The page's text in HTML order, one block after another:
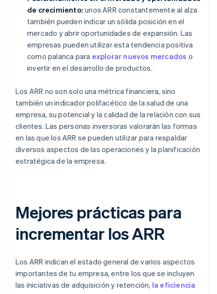
de crecimiento: unos ARR constantemente al alza
también pueden indicar un sólida posición en el
mercado y abrir oportunidades de expansión. Las
empresas pueden utilizar esta tendencia positiva
como palanca para explorar nuevos mercados o
invertir en el desarrollo de productos.
Los ARR no son solo una métrica financiera, sino
también un indicador polifacético de la salud de una
empresa, su potencial y la calidad de la relación con sus
clientes. Las personas inversoras valorarán las formas
en las que los ARR se pueden utilizar para respaldar
diversos aspectos de las operaciones y la planificación
estratégica de la empresa.
Mejores prácticas para
incrementar los ARR
Los ARR indican el estado general de varios aspectos
importantes de tu empresa, entre los que se incluyen
las iniciativas de adquisición y retención, la eficiencia